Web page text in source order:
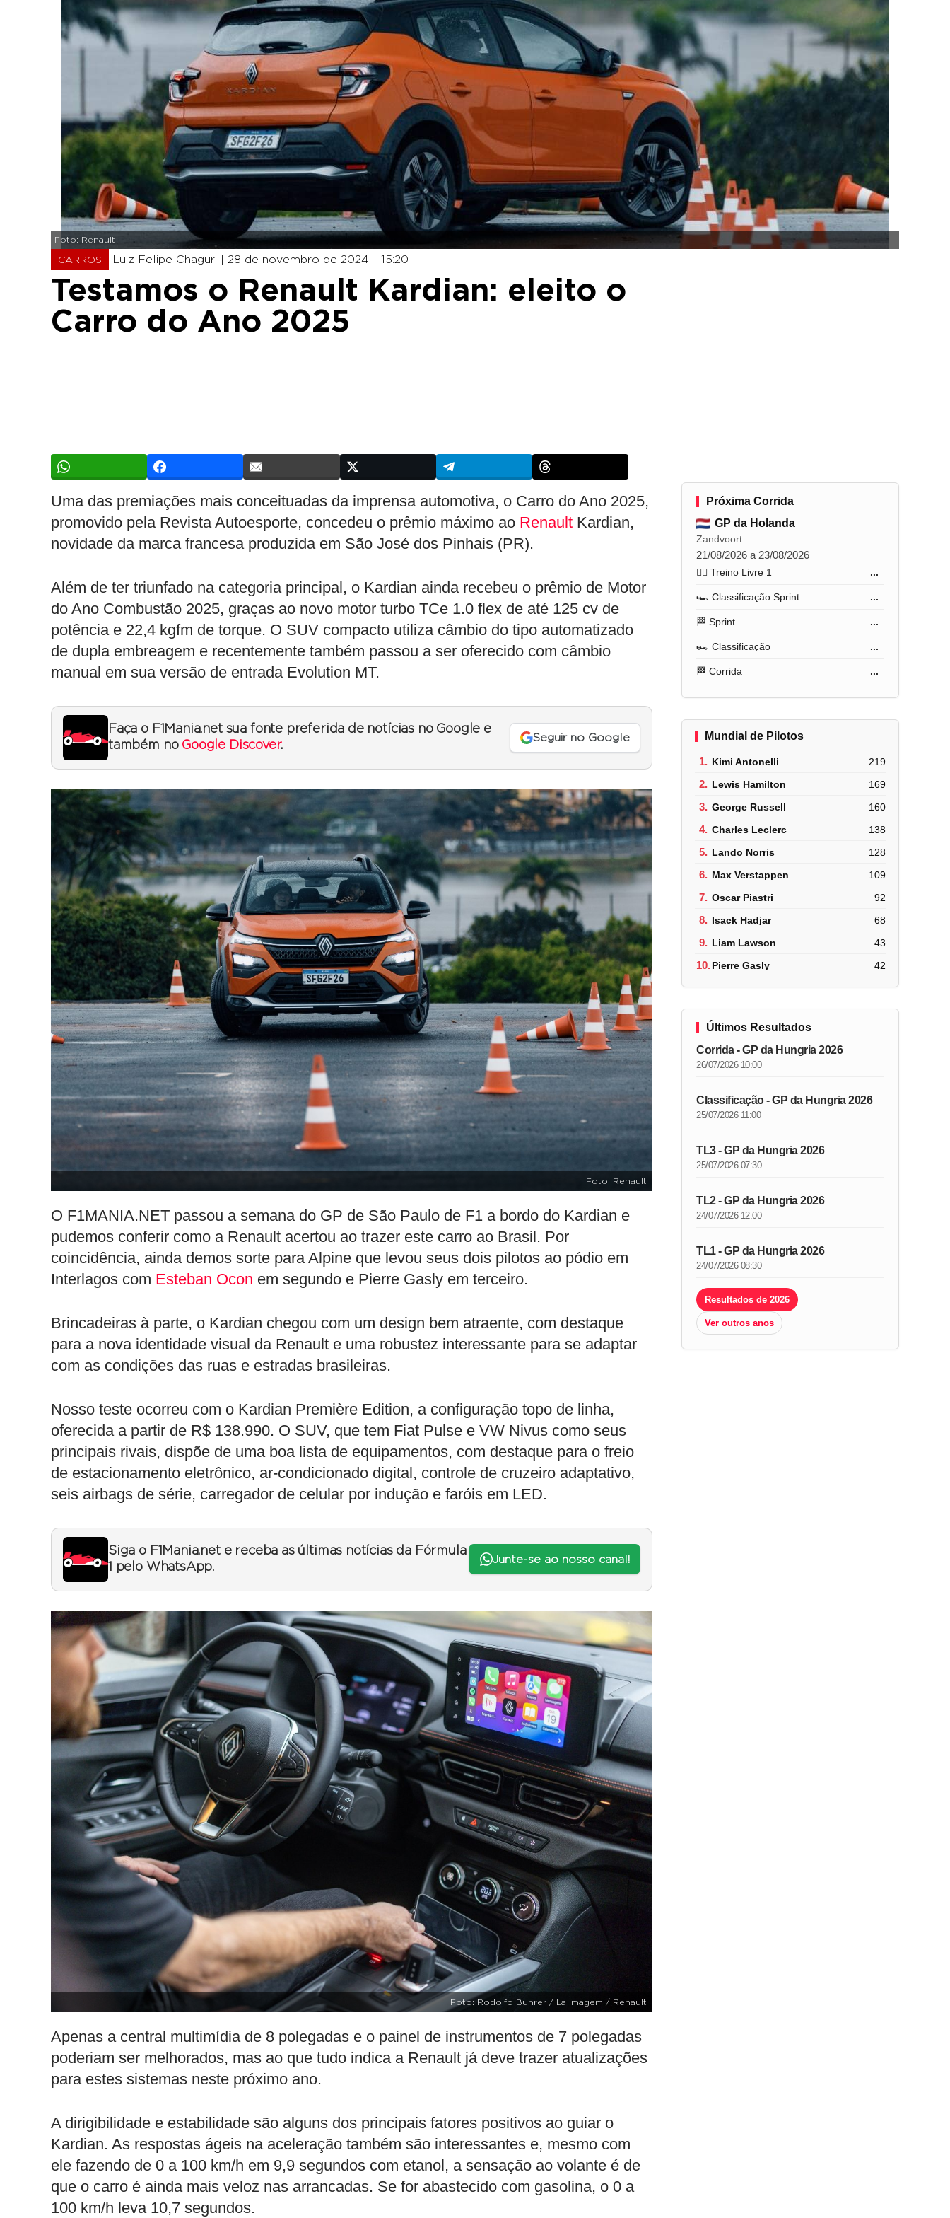
Foto: Renault
CARROS Luiz Felipe Chaguri | 28 de novembro de 2024 - 15:20
Testamos o Renault Kardian: eleito o
Carro do Ano 2025
Uma das premiações mais conceituadas da imprensa automotiva, o Carro do Ano 2025,
promovido pela Revista Autoesporte, concedeu o prêmio máximo ao Renault Kardian,
novidade da marca francesa produzida em São José dos Pinhais (PR).
Além de ter triunfado na categoria principal, o Kardian ainda recebeu o prêmio de Motor
do Ano Combustão 2025, graças ao novo motor turbo TCe 1.0 flex de até 125 cv de
potência e 22,4 kgfm de torque. O SUV compacto utiliza câmbio do tipo automatizado
de dupla embreagem e recentemente também passou a ser oferecido com câmbio
manual em sua versão de entrada Evolution MT.
Faça o F1Mania.net sua fonte preferida de notícias no Google e
também no Google Discover.
Seguir no Google
Foto: Renault
O F1MANIA.NET passou a semana do GP de São Paulo de F1 a bordo do Kardian e
pudemos conferir como a Renault acertou ao trazer este carro ao Brasil. Por
coincidência, ainda demos sorte para Alpine que levou seus dois pilotos ao pódio em
Interlagos com Esteban Ocon em segundo e Pierre Gasly em terceiro.
Brincadeiras à parte, o Kardian chegou com um design bem atraente, com destaque
para a nova identidade visual da Renault e uma robustez interessante para se adaptar
com as condições das ruas e estradas brasileiras.
Nosso teste ocorreu com o Kardian Première Edition, a configuração topo de linha,
oferecida a partir de R$ 138.990. O SUV, que tem Fiat Pulse e VW Nivus como seus
principais rivais, dispõe de uma boa lista de equipamentos, com destaque para o freio
de estacionamento eletrônico, ar-condicionado digital, controle de cruzeiro adaptativo,
seis airbags de série, carregador de celular por indução e faróis em LED.
Siga o F1Mania.net e receba as últimas notícias da Fórmula
1 pelo WhatsApp.
Junte-se ao nosso canal!
Foto: Rodolfo Buhrer / La Imagem / Renault
Apenas a central multimídia de 8 polegadas e o painel de instrumentos de 7 polegadas
poderiam ser melhorados, mas ao que tudo indica a Renault já deve trazer atualizações
para estes sistemas neste próximo ano.
A dirigibilidade e estabilidade são alguns dos principais fatores positivos ao guiar o
Kardian. As respostas ágeis na aceleração também são interessantes e, mesmo com
ele fazendo de 0 a 100 km/h em 9,9 segundos com etanol, a sensação ao volante é de
que o carro é ainda mais veloz nas arrancadas. Se for abastecido com gasolina, o 0 a
100 km/h leva 10,7 segundos.
Próxima Corrida
GP da Holanda
Zandvoort
21/08/2026 a 23/08/2026
🏋️‍♂️ Treino Livre 1 ...
🏎️ Classificação Sprint ...
🏁 Sprint ...
🏎️ Classificação ...
🏁 Corrida ...
Mundial de Pilotos
1. Kimi Antonelli 219
2. Lewis Hamilton 169
3. George Russell 160
4. Charles Leclerc 138
5. Lando Norris 128
6. Max Verstappen 109
7. Oscar Piastri 92
8. Isack Hadjar 68
9. Liam Lawson 43
10.Pierre Gasly 42
Últimos Resultados
Corrida - GP da Hungria 2026
26/07/2026 10:00
Classificação - GP da Hungria 2026
25/07/2026 11:00
TL3 - GP da Hungria 2026
25/07/2026 07:30
TL2 - GP da Hungria 2026
24/07/2026 12:00
TL1 - GP da Hungria 2026
24/07/2026 08:30
Resultados de 2026
Ver outros anos